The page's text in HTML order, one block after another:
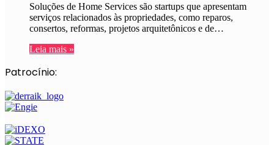
Soluções de Home Services são startups que apresentam
serviços relacionados às propriedades, como reparos,
consertos, reformas, projetos arquitetônicos e de…
Leia mais »
Patrocínio: